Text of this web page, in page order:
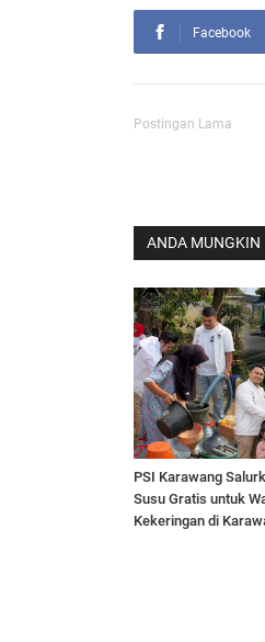
Facebook
Postingan Lama
ANDA MUNGKIN
PSI Karawang
Susu Gratis untuk
Kekeringan di